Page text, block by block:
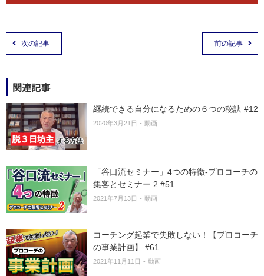
前の記事
次の記事
関連記事
継続できる自分になるための６つの秘訣 #12
2020年3月21日 動画
「谷口流セミナー」4つの特徴-プロコーチの
集客とセミナー 2 #51
2021年7月13日 動画
コーチング起業で失敗しない！【プロコーチ
の事業計画】 #61
2021年11月11日 動画